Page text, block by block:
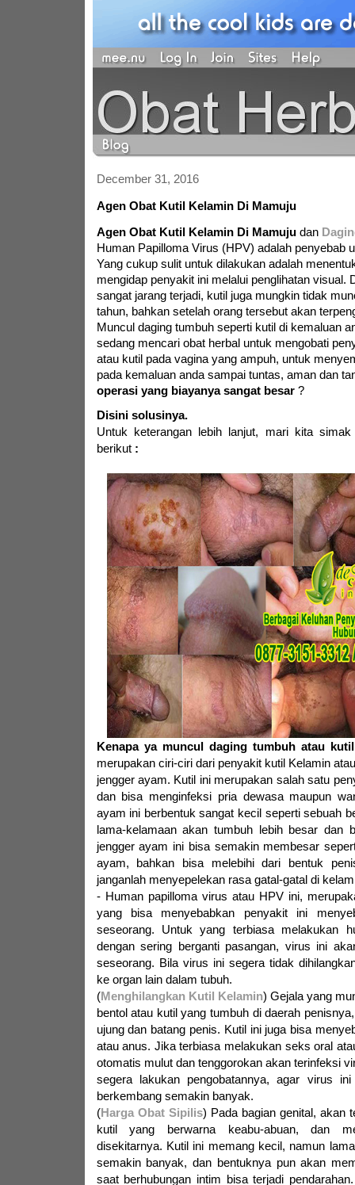
December 31, 2016
Agen Obat Kutil Kelamin Di Mamuju
Agen Obat Kutil Kelamin Di Mamujudan
Human Papilloma Virus (HPV) adalah penyebab
Yang cukup sulit untuk dilakukan adalah
mengidap penyakit ini melalui penglihatan visual.
sangat jarang terjadi, kutil juga mungkin tidak
tahun, bahkan setelah orang tersebut akan
Muncul daging tumbuh seperti kutil di kemaluan
sedang mencari obat herbal untuk mengobati
atau kutil pada vagina yang ampuh, untuk
pada kemaluan anda sampai tuntas, aman dan
operasi yang biayanya sangat besar ?
Disini solusinya.
Untuk keterangan lebih lanjut, mari kita simak
berikut:
Kenapa ya muncul daging tumbuh atau
merupakan ciri-ciri dari penyakit kutil Kelamin
jengger ayam. Kutil ini merupakan salah satu
dan bisa menginfeksi pria dewasa maupun
ayam ini berbentuk sangat kecil seperti sebuah
lama-kelamaan akan tumbuh lebih besar dan
jengger ayam ini bisa semakin membesar
ayam, bahkan bisa melebihi dari bentuk
janganlah menyepelekan rasa gatal-gatal di
- Human papilloma virus atau HPV ini,
yang bisa menyebabkan penyakit ini
seseorang. Untuk yang terbiasa melakukan
dengan sering berganti pasangan, virus ini
seseorang. Bila virus ini segera tidak
ke organ lain dalam tubuh.
(Menghilangkan Kutil Kelamin) Gejala yang
bentol atau kutil yang tumbuh di daerah
ujung dan batang penis. Kutil ini juga bisa
atau anus. Jika terbiasa melakukan seks oral
otomatis mulut dan tenggorokan akan terinfeksi
segera lakukan pengobatannya, agar virus
berkembang semakin banyak.
(Harga Obat Sipilis) Pada bagian genital, akan
kutil yang berwarna keabu-abuan, dan
disekitarnya. Kutil ini memang kecil, namun
semakin banyak, dan bentuknya pun akan
saat berhubungan intim bisa terjadi